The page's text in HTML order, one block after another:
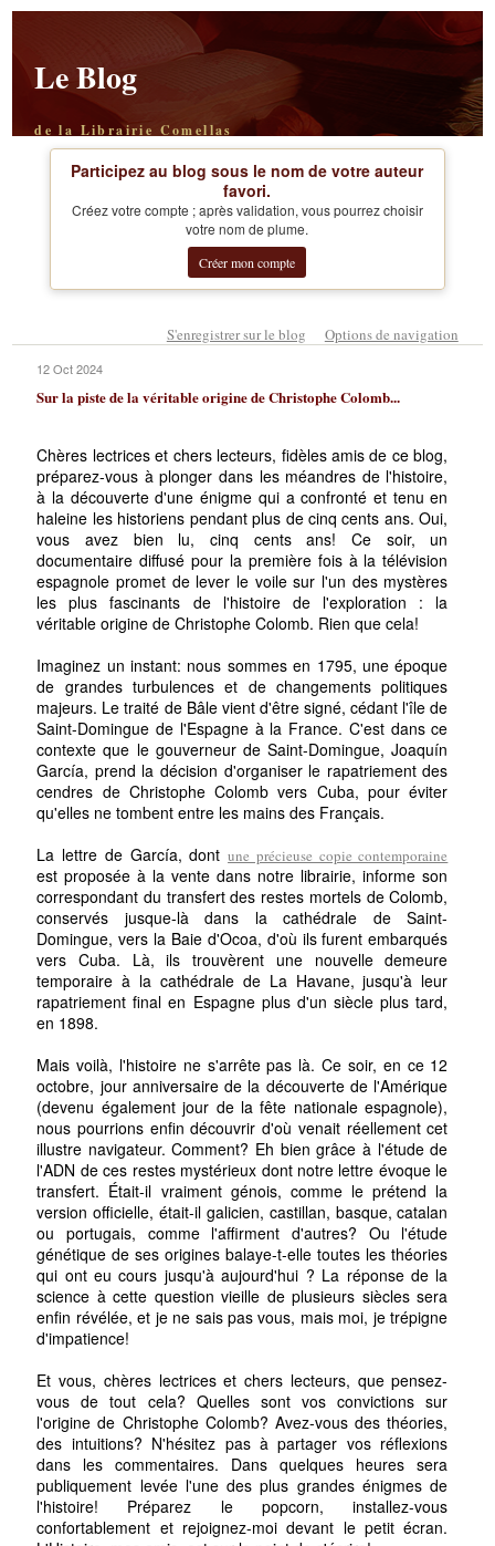
Le Blog
de la Librairie Comellas
Participez au blog sous le nom de votre auteur
favori.
Créez votre compte ; après validation, vous pourrez choisir
votre nom de plume.
Créer mon compte
S'enregistrer sur le blog Options de navigation
12 Oct 2024
Sur la piste de la véritable origine de Christophe Colomb...
Chères lectrices et chers lecteurs, fidèles amis de ce blog,
préparez-vous à plonger dans les méandres de l'histoire,
à la découverte d'une énigme qui a confronté et tenu en
haleine les historiens pendant plus de cinq cents ans. Oui,
vous avez bien lu, cinq cents ans! Ce soir, un
documentaire diffusé pour la première fois à la télévision
espagnole promet de lever le voile sur l'un des mystères
les plus fascinants de l'histoire de l'exploration : la
véritable origine de Christophe Colomb. Rien que cela!
Imaginez un instant: nous sommes en 1795, une époque
de grandes turbulences et de changements politiques
majeurs. Le traité de Bâle vient d'être signé, cédant l'île de
Saint-Domingue de l'Espagne à la France. C'est dans ce
contexte que le gouverneur de Saint-Domingue, Joaquín
García, prend la décision d'organiser le rapatriement des
cendres de Christophe Colomb vers Cuba, pour éviter
qu'elles ne tombent entre les mains des Français.
La lettre de García, dontune précieuse copie contemporaine
est proposée à la vente dans notre librairie, informe son
correspondant du transfert des restes mortels de Colomb,
conservés jusque-là dans la cathédrale de Saint-
Domingue, vers la Baie d'Ocoa, d'où ils furent embarqués
vers Cuba. Là, ils trouvèrent une nouvelle demeure
temporaire à la cathédrale de La Havane, jusqu'à leur
rapatriement final en Espagne plus d'un siècle plus tard,
en 1898.
Mais voilà, l'histoire ne s'arrête pas là. Ce soir, en ce 12
octobre, jour anniversaire de la découverte de l'Amérique
(devenu également jour de la fête nationale espagnole),
nous pourrions enfin découvrir d'où venait réellement cet
illustre navigateur. Comment? Eh bien grâce à l'étude de
l'ADN de ces restes mystérieux dont notre lettre évoque le
transfert. Était-il vraiment génois, comme le prétend la
version officielle, était-il galicien, castillan, basque, catalan
ou portugais, comme l'affirment d'autres? Ou l'étude
génétique de ses origines balaye-t-elle toutes les théories
qui ont eu cours jusqu'à aujourd'hui ? La réponse de la
science à cette question vieille de plusieurs siècles sera
enfin révélée, et je ne sais pas vous, mais moi, je trépigne
d'impatience!
Et vous, chères lectrices et chers lecteurs, que pensez-
vous de tout cela? Quelles sont vos convictions sur
l'origine de Christophe Colomb? Avez-vous des théories,
des intuitions? N'hésitez pas à partager vos réflexions
dans les commentaires. Dans quelques heures sera
publiquement levée l'une des plus grandes énigmes de
l'histoire! Préparez le popcorn, installez-vous
confortablement et rejoignez-moi devant le petit écran.